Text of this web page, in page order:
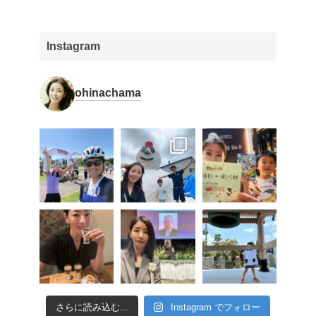
Instagram
ohinachama
さらに読み込む... Instagram でフォロー